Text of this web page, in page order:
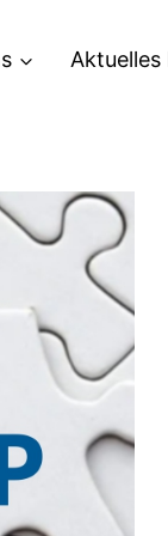
Aktuelles